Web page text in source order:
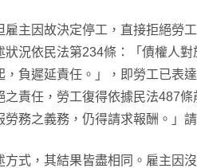
雇主因故決定停工，直接拒絕勞
狀況依民法第234條：「債權人
，負遲延責任。」，即勞工已表
責任，勞工復得依據民法487
務之義務，仍得請求報酬。」
方式，其結果皆盡相同。雇主因